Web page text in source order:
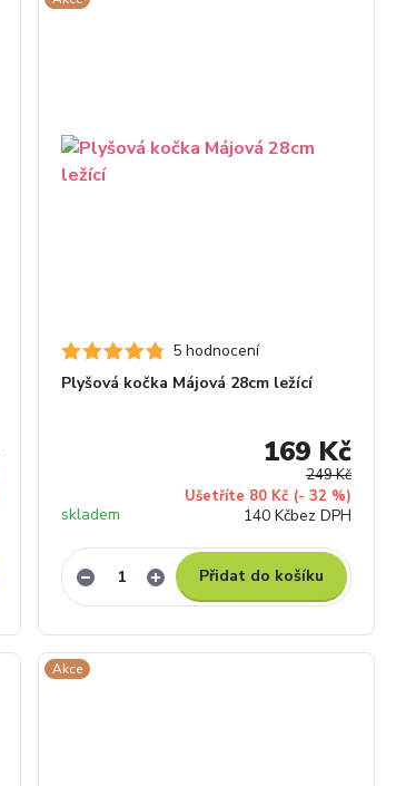
5 hodnocení
Plyšová kočka Májová 28cm ležící
249 Kč
Ušetříte 80 Kč (- 32 %)
169 Kč
140 Kčbez DPH
skladem
Přidat do košíku
Akce